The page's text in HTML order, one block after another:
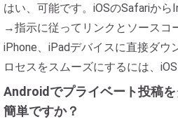
はい、可能です。iOSのSafariから
→指示に従ってリンクとソース
iPhone、iPadデバイスに直接ダウ
ロセスをスムーズにするには、
Androidでプライベート投稿
簡単ですか？